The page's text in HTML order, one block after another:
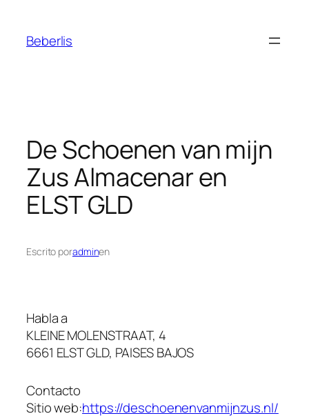
Beberlis
De Schoenen van mijn
ZusAlmacenar en
ELST GLD
Escrito poradminen
Habla a
KLEINE MOLENSTRAAT, 4
6661 ELST GLD, PAISES BAJOS
Contacto
Sitio web:https://deschoenenvanmijnzus.nl/